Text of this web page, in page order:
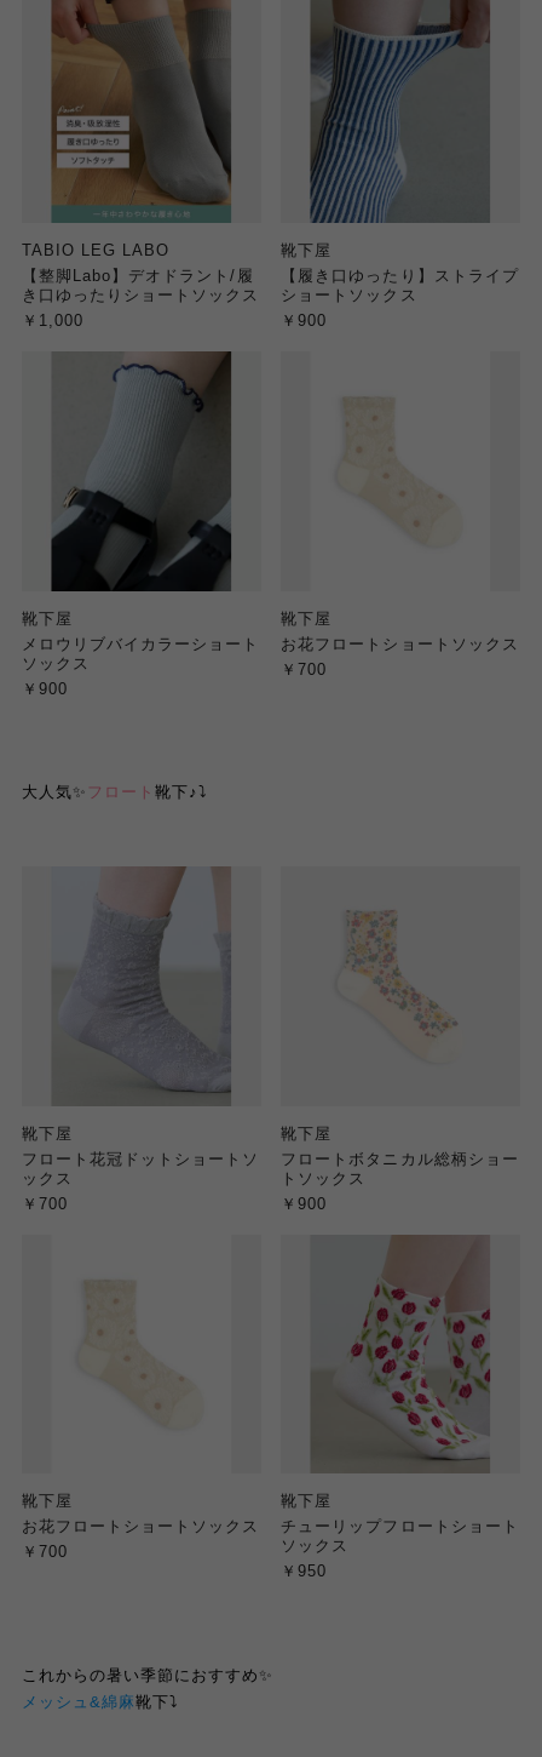
TABIO LEG LABO
【整脚Labo】デオドラント/履
き口ゆったりショートソックス
￥1,000
靴下屋
【履き口ゆったり】ストライプ
ショートソックス
￥900
靴下屋
メロウリブバイカラーショート
ソックス
￥900
靴下屋
お花フロートショートソックス
￥700
大人気✨ フロート靴下♪⤵︎
靴下屋
フロート花冠ドットショートソ
ックス
￥700
靴下屋
フロートボタニカル総柄ショー
トソックス
￥900
靴下屋
お花フロートショートソックス
￥700
靴下屋
チューリップフロートショート
ソックス
￥950
これからの暑い季節におすすめ✨
メッシュ&綿麻靴下⤵︎